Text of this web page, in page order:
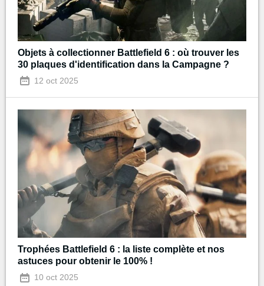
Objets à collectionner Battlefield 6 : où trouver les
30 plaques d'identification dans la Campagne ?
12 oct 2025
Trophées Battlefield 6 : la liste complète et nos
astuces pour obtenir le 100% !
10 oct 2025